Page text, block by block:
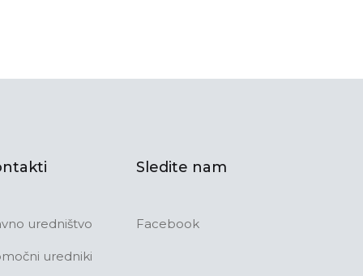
uredništvo
uredniki
Sledite nam
Facebook